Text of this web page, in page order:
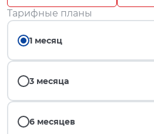
Тарифные планы
1 месяц
3 месяца
6 месяцев